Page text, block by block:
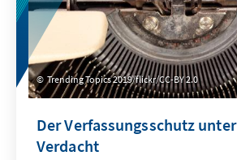
Trending Topics 2019/flickr/CC-BY 2.0
Der Verfassungsschutz unter
Verdacht